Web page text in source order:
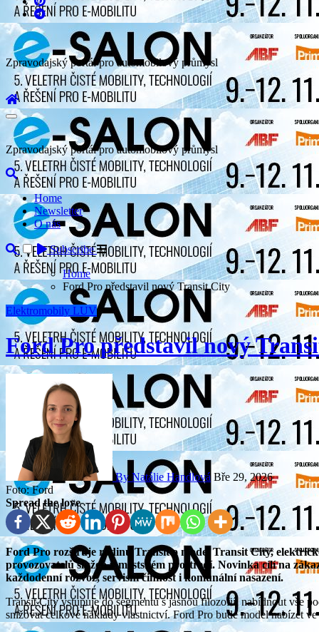
Zpravodajský portál pro automobilový průmysl
Zpravodajský portál pro automobilový průmysl
Home
Newsletter
O nás
Subscribe
Home
Ford Pro představil nový Transit City
Elektromobily LUV
Ford Pro představil nový
By Natálie Handlová Bře 29, 2026
Foto: Ford
Spread the love
Ford Pro rozšiřuje rodinu Transit o model Transit City, elektrickou dodávku navrženou pro potřeby firem a
provozovatelů služeb v městském prostředí. Novinka cílí na
každodenní rozvoz, servisní činnost i komunální nasazení.
Transit City vstupuje do segmentu s jasnou filozofií: nabídnout vše
snižovat celkové náklady vlastnictví. Ford Pro bude model nabízet